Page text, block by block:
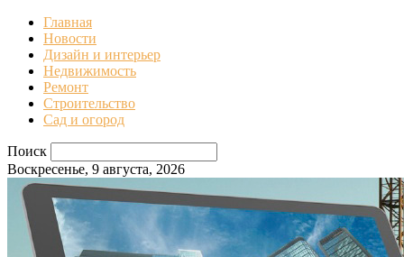
Главная
Новости
Дизайн и интерьер
Недвижимость
Ремонт
Строительство
Сад и огород
Поиск
Воскресенье, 9 августа, 2026